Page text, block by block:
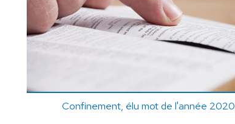
Confinement, élu mot de l'année 2020